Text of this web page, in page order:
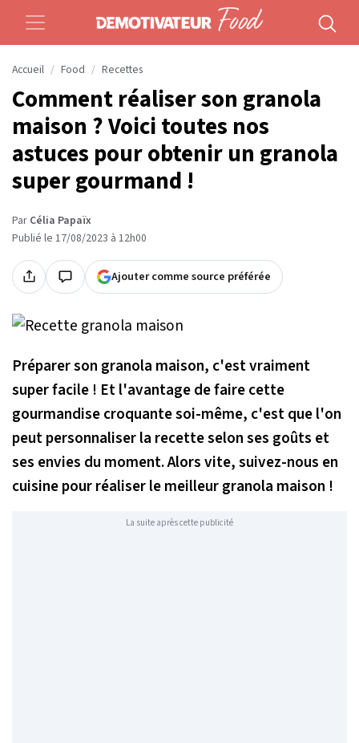
Accueil Food Recettes
Comment réaliser son granola
maison ? Voici toutes nos
astuces pour obtenir un granola
super gourmand !
Par Célia Papaïx
Publié le 17/08/2023 à 12h00
Ajouter comme source préférée
Préparer son granola maison, c'est vraiment
super facile ! Et l'avantage de faire cette
gourmandise croquante soi-même, c'est que l'on
peut personnaliser la recette selon ses goûts et
ses envies du moment. Alors vite, suivez-nous en
cuisine pour réaliser le meilleur granola maison !
La suite après cette publicité